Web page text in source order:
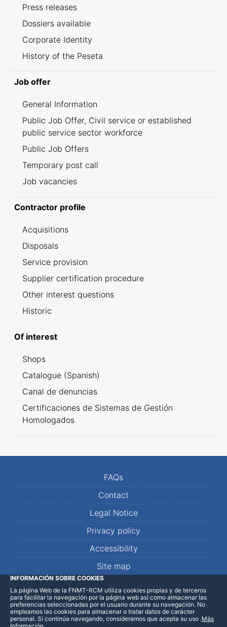
Press releases
Dossiers available
Corporate Identity
History of the Peseta
Job offer
General Information
Public Job Offer, Civil service or established
public service sector workforce
Public Job Offers
Temporary post call
Job vacancies
Contractor profile
Acquisitions
Disposals
Service provision
Supplier certification procedure
Other interest questions
Historic
Of interest
Shops
Catalogue (Spanish)
Canal de denuncias
Certificaciones de Sistemas de Gestión
Homologados
FAQs
Contact
Legal Notice
Privacy policy
Accessibility
Site map
LinkedInFacebookWhatsApp
INFORMACIÓN SOBRE COOKIES
La página Web de la FNMT-RCM utiliza cookies propias y de terceros
para facilitar la navegación por la página web así como almacenar las
preferencias seleccionadas por el usuario durante su navegación. No
empleamos las cookies para almacenar o tratar datos de carácter
personal. Si continúa navegando, consideramos que acepta su uso .Más